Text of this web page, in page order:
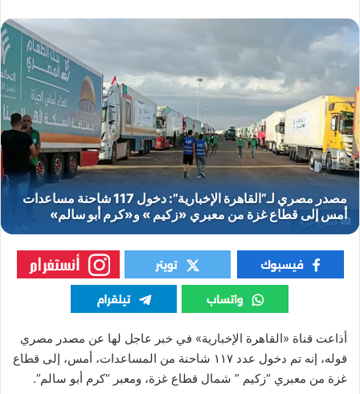
قطاع غزة
أذاعت قناة «القاهرة الإخبارية» في خبر عاجل لها عن مصدر مصري
قوله، إنه تم دخول عدد ١١٧ شاحنة من المساعدات، أمس، إلى قطاع
غزة من معبري “زكيم ” شمال قطاع غزة، ومعبر “كرم أبو سالم”.